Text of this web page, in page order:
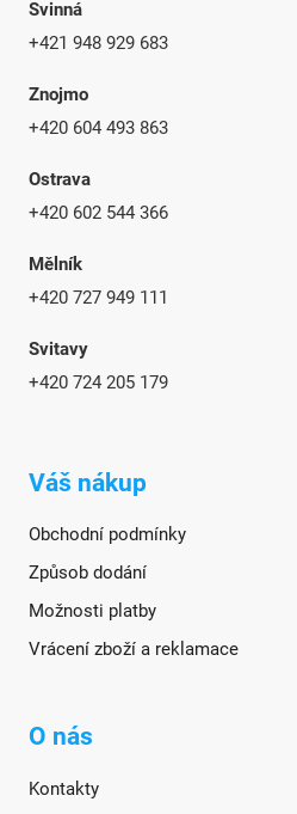
Svinná
+421 948 929 683
Znojmo
+420 604 493 863
Ostrava
+420 602 544 366
Mělník
+420 727 949 111
Svitavy
+420 724 205 179
Váš nákup
Obchodní podmínky
Způsob dodání
Možnosti platby
Vrácení zboží a reklamace
O nás
Kontakty